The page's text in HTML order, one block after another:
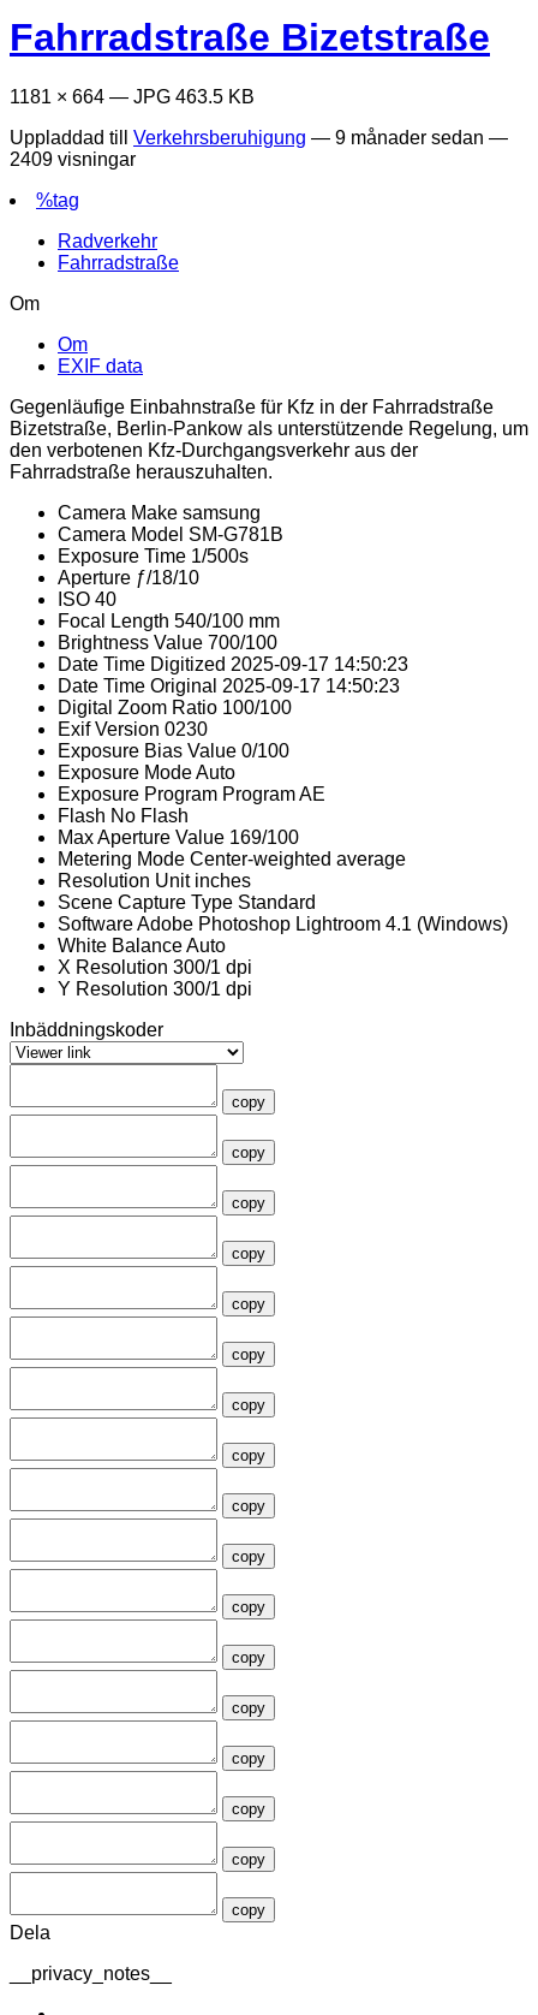
Fahrradstraße Bizetstraße
1181 × 664 — JPG 463.5 KB
Uppladdad till Verkehrsberuhigung — 9 månader sedan —
2409 visningar
%tag
Radverkehr
Fahrradstraße
Om
Om
EXIF data
Gegenläufige Einbahnstraße für Kfz in der Fahrradstraße
Bizetstraße, Berlin-Pankow als unterstützende Regelung, um
den verbotenen Kfz-Durchgangsverkehr aus der
Fahrradstraße herauszuhalten.
Camera Make samsung
Camera Model SM-G781B
Exposure Time 1/500s
Aperture ƒ/18/10
ISO 40
Focal Length 540/100 mm
Brightness Value 700/100
Date Time Digitized 2025-09-17 14:50:23
Date Time Original 2025-09-17 14:50:23
Digital Zoom Ratio 100/100
Exif Version 0230
Exposure Bias Value 0/100
Exposure ModeAuto
Exposure Program Program AE
Flash No Flash
Max Aperture Value 169/100
Metering Mode Center-weighted average
Resolution Unit inches
Scene Capture Type Standard
SoftwareAdobe Photoshop Lightroom 4.1 (Windows)
White BalanceAuto
X Resolution 300/1 dpi
Y Resolution 300/1 dpi
Inbäddningskoder
copy
copy
copy
copy
copy
copy
copy
copy
copy
copy
copy
copy
copy
copy
copy
copy
copy
Dela
__privacy_notes__